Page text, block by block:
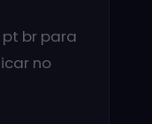
pt br para
no